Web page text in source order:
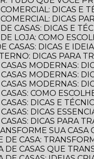
DICAS E
COMERCIAL: DICAS
CASAS: DICAS E
DE LOJA: COMO
CASAS: DICAS E
DICAS PARA
CASAS MODERNAS:
MODERNAS:
MODERNAS:
COMO
DICAS E
DICAS
DICAS PARA
SUA
DE CASA:
DE CASAS QUE